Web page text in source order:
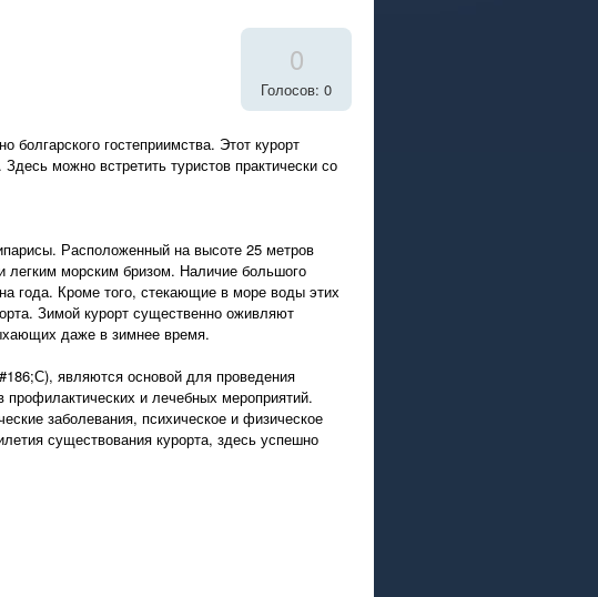
0
Голосов: 0
гостеприимства. Этот курорт
можно встретить туристов практически со
Расположенный на высоте 25 метров
легким морским бризом. Наличие большого
года. Кроме того, стекающие в море воды этих
Зимой курорт существенно оживляют
даже в зимнее время.
являются основой для проведения
и лечебных мероприятий.
заболевания, психическое и физическое
существования курорта, здесь успешно